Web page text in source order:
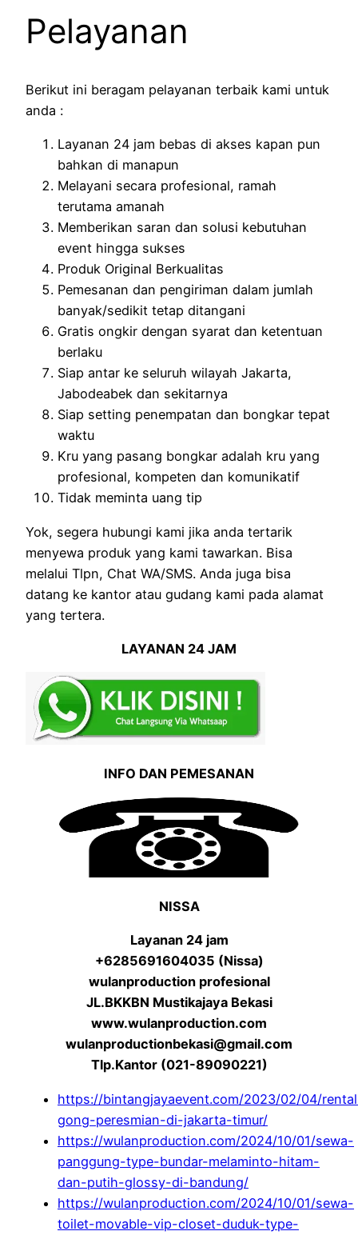
Pelayanan
Berikut ini beragam pelayanan terbaik kami untuk
anda :
Layanan 24 jam bebas di akses kapan pun
bahkan di manapun
Melayani secara profesional, ramah
terutama amanah
Memberikan saran dan solusi kebutuhan
event hingga sukses
Produk Original Berkualitas
Pemesanan dan pengiriman dalam jumlah
banyak/sedikit tetap ditangani
Gratis ongkir dengan syarat dan ketentuan
berlaku
Siap antar ke seluruh wilayah Jakarta,
Jabodeabek dan sekitarnya
Siap setting penempatan dan bongkar tepat
waktu
Kru yang pasang bongkar adalah kru yang
profesional, kompeten dan komunikatif
Tidak meminta uang tip
Yok, segera hubungi kami jika anda tertarik
menyewa produk yang kami tawarkan. Bisa
melalui Tlpn, Chat WA/SMS. Anda juga bisa
datang ke kantor atau gudang kami pada alamat
yang tertera.
LAYANAN 24 JAM
INFO DAN PEMESANAN
NISSA
Layanan 24 jam
+6285691604035 (Nissa)
wulanproduction profesional
JL.BKKBN Mustikajaya Bekasi
www.wulanproduction.com
wulanproductionbekasi@gmail.com
Tlp.Kantor (021-89090221)
https://bintangjayaevent.com/2023/02/04/
gong-peresmian-di-jakarta-timur/
https://wulanproduction.com/2024/10/01/sewa-
panggung-type-bundar-melaminto-hitam-
dan-putih-glossy-di-bandung/
https://wulanproduction.com/2024/10/01/sewa-
toilet-movable-vip-closet-duduk-type-